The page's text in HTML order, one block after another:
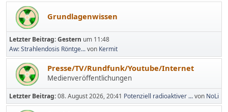
Grundlagenwissen
Letzter Beitrag:Gestern um 11:48
Aw: Strahlendosis Röntge...von Kermit
Presse/TV/Rundfunk/Youtube/Internet
Medienveröffentlichungen
Letzter Beitrag:08. August 2026, 20:41 Potenziell radioaktiver ...von NoLi